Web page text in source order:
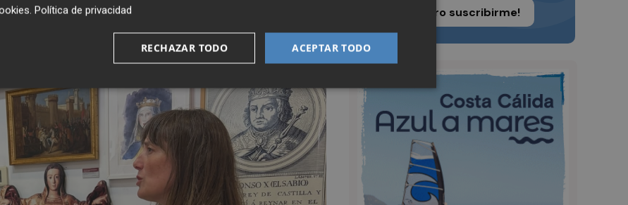
¡Quiero suscribirme!
y una publicación histórica sobre aquel
. Política de privacidad
ACEPTAR TODO
RECHAZAR TODO